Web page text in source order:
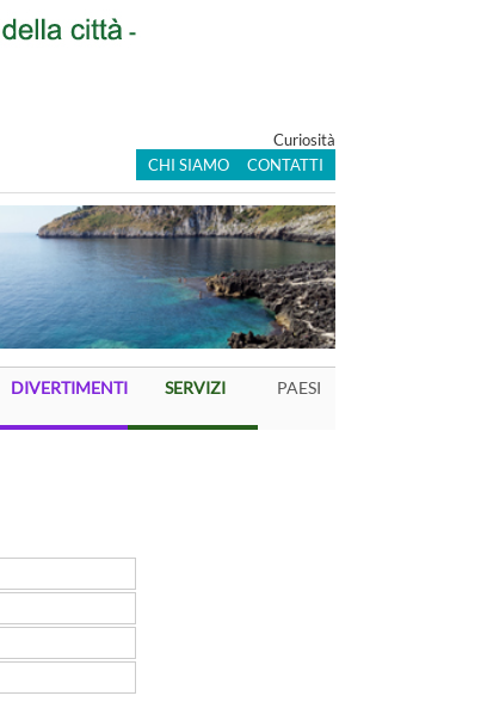
Curiosità
CHI SIAMO
CONTATTI
DIVERTIMENTI SERVIZI PAESI